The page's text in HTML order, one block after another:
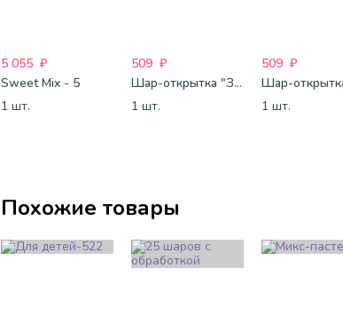
5 055 ₽
Sweet Mix - 5
1 шт.
509 ₽
Шар-открытка "Звезда" (45 см) - 1
1 шт.
509 ₽
1 шт.
Похожие товары